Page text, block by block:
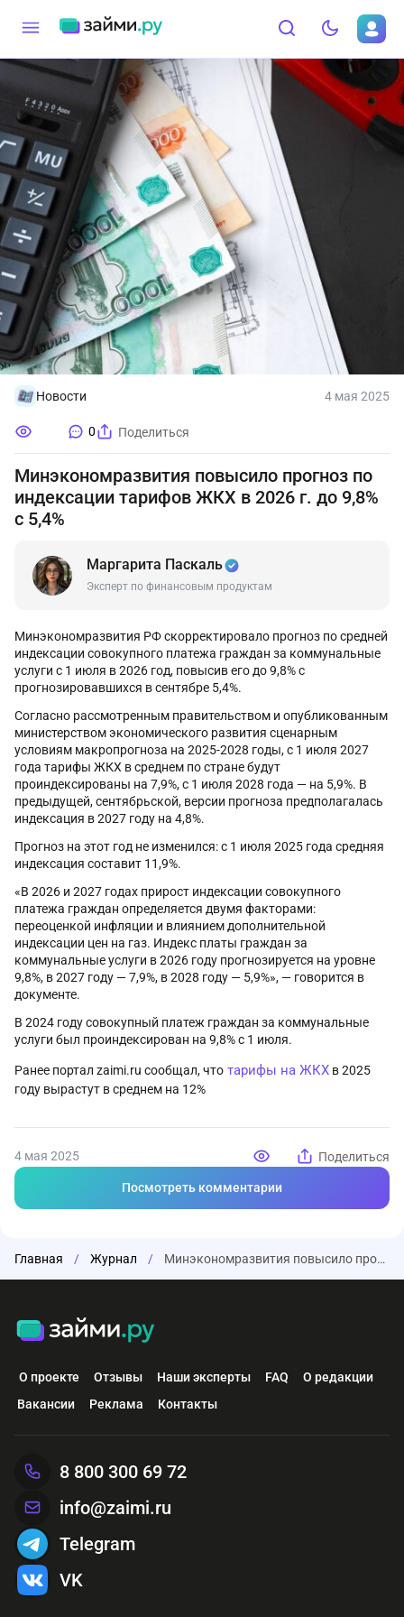
Новости 4 мая 2025
0 Поделиться
Минэкономразвития повысило прогноз по
индексации тарифов ЖКХ в 2026 г. до 9,8%
с 5,4%
Маргарита Паскаль
Эксперт по финансовым продуктам
Минэкономразвития РФ скорректировало прогноз по средней
индексации совокупного платежа граждан за коммунальные
услуги с 1 июля в 2026 год, повысив его до 9,8% с
прогнозировавшихся в сентябре 5,4%.
Согласно рассмотренным правительством и опубликованным
министерством экономического развития сценарным
условиям макропрогноза на 2025-2028 годы, с 1 июля 2027
года тарифы ЖКХ в среднем по стране будут
проиндексированы на 7,9%, с 1 июля 2028 года — на 5,9%. В
предыдущей, сентябрьской, версии прогноза предполагалась
индексация в 2027 году на 4,8%.
Прогноз на этот год не изменился: с 1 июля 2025 года средняя
индексация составит 11,9%.
«В 2026 и 2027 годах прирост индексации совокупного
платежа граждан определяется двумя факторами:
переоценкой инфляции и влиянием дополнительной
индексации цен на газ. Индекс платы граждан за
коммунальные услуги в 2026 году прогнозируется на уровне
9,8%, в 2027 году — 7,9%, в 2028 году — 5,9%», — говорится в
документе.
В 2024 году совокупный платеж граждан за коммунальные
услуги был проиндексирован на 9,8% с 1 июля.
Ранее портал zaimi.ru сообщал, что тарифы на ЖКХ в 2025
году вырастут в среднем на 12%
4 мая 2025 Поделиться
Посмотреть комментарии
Главная / Журнал / Минэкономразвития повысило прогноз по индексации тарифов ЖКХ в 2026 г. до 9,8% с 5,4%
О проекте Отзывы Наши эксперты FAQ
О редакции
Вакансии
Реклама Контакты
8 800 300 69 72
info@zaimi.ru
Telegram
VK